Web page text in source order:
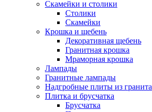
Скамейки и столики
Столики
Скамейки
Крошка и щебень
Декоративная щебень
Гранитная крошка
Мраморная крошка
Лампады
Гранитные лампады
Надгробные плиты из гранита
Плитка и брусчатка
Брусчатка